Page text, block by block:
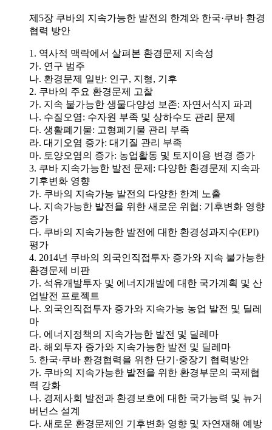
제5장 쿠바의 지속가능한 발전의 한계와 한국·쿠바 환경
협력 방안
1. 역사적 맥락에서 살펴본 환경문제 지속성
가. 연구 범주
나. 환경문제 일반: 인구, 지형, 기후
2. 쿠바의 주요 환경문제 고찰
가. 지속 불가능한 생물다양성 보존: 자연서식지 파괴
나. 수질오염: 수자원 부족 및 상하수도 관리 문제
다. 생활폐기물: 고형폐기물 관리 부족
라. 대기오염 증가: 대기질 관리 부족
마. 토양오염의 증가: 농업활동 및 토지이용 변경 증가
3. 쿠바 지속가능한 발전 문제: 다양한 환경문제 지속과
기후변화 영향
가. 쿠바의 지속가능 발전의 다양한 한계 노출
나. 지속가능한 발전을 위한 새로운 위협: 기후변화 영향
증가
다. 쿠바의 지속가능한 발전에 대한 환경성과지수(EPI)
평가
4. 2014년 쿠바의 외국인직접투자 증가와 지속 불가능한
환경문제 비판
가. 석유개발투자 및 에너지개발에 대한 국가계획 및 산
업발전 프로젝트
나. 외국인직접투자 증가와 지속가능 농업 발전 및 딜레
마
다. 에너지정책의 지속가능한 발전 및 딜레마
라. 해외투자 증가와 지속가능한 발전 및 딜레마
5. 한국·쿠바 환경협력을 위한 단기·중장기 협력방안
가. 쿠바의 지속가능한 발전을 위한 환경부문의 국제협
력 강화
나. 경제사회 발전과 환경보호에 대한 국가능력 및 뉴거
버넌스 설계
다. 새로운 환경문제인 기후변화 영향 및 자연재해 예방